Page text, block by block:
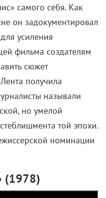
самого себя. Как
он задокументировал
усиления
фильма создателям
сюжет
получила
называли
но умелой
той эпохи.
номинации
(1978)